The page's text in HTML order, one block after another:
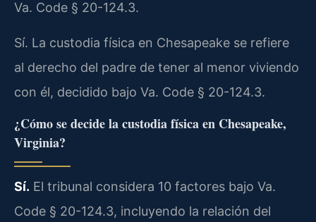
Va. Code § 20-124.3.
Sí. La custodia física en Chesapeake se refiere
al derecho del padre de tener al menor viviendo
con él, decidido bajo Va. Code § 20-124.3.
¿Cómo se decide la custodia física en Chesapeake,
Virginia?
Sí. El tribunal considera 10 factores bajo Va.
Code § 20-124.3, incluyendo la relación del